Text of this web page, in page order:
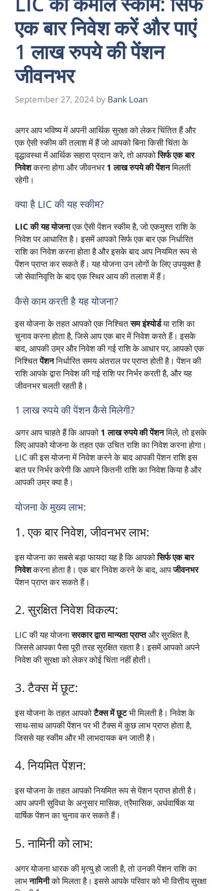
एक बार निवेश करें और पाएं
1 लाख रुपये की पेंशन
जीवनभर
September 27, 2024 by Bank Loan
अगर आप भविष्य में अपनी आर्थिक सुरक्षा को लेकर चिंतित हैं और
एक ऐसी स्कीम की तलाश में हैं जो आपको बिना किसी चिंता के
वृद्धावस्था में आर्थिक सहारा प्रदान करे, तो आपकोसिर्फ एक बार
निवेशकरना होगा और जीवनभर1 लाख रुपये की पेंशनमिलती
रहेगी।
क्या है LIC की यह स्कीम?
LIC की यह योजनाएक ऐसी पेंशन स्कीम है, जो एकमुश्त राशि के
निवेश पर आधारित है। इसमें आपको सिर्फ एक बार एक निर्धारित
राशि का निवेश करना होता है और इसके बाद आप नियमित रूप से
पेंशन प्राप्त कर सकते हैं। यह योजना उन लोगों के लिए उपयुक्त है
जो सेवानिवृत्ति के बाद एक स्थिर आय की तलाश में हैं।
कैसे काम करती है यह योजना?
इस योजना के तहत आपको एक निश्चितसम इंश्योर्डया राशि का
चुनाव करना होता है, जिसे आप एक बार में निवेश करते हैं। इसके
बाद, आपकी उम्र और निवेश की गई राशि के आधार पर, आपको एक
निश्चितपेंशननिर्धारित समय अंतराल पर प्राप्त होती है। पेंशन की
राशि आपके द्वारा निवेश की गई राशि पर निर्भर करती है, और यह
जीवनभर चलती रहती है।
1 लाख रुपये की पेंशन कैसे मिलेगी?
अगर आप चाहते हैं कि आपको 1 लाख रुपये की पेंशनमिले, तो इसके
लिए आपको योजना के तहत एक उचित राशि का निवेश करना होगा।
LIC की इस योजना में निवेश करने के बाद आपकी पेंशन राशि इस
बात पर निर्भर करेगी कि आपने कितनी राशि का निवेश किया है और
आपकी उम्र क्या है।
योजना के मुख्य लाभ:
1. एक बार निवेश, जीवनभर लाभ:
इस योजना का सबसे बड़ा फायदा यह है कि आपकोसिर्फ एक बार
निवेशकरना होता है। एक बार निवेश करने के बाद, आपजीवनभर
पेंशन प्राप्त कर सकते हैं।
2. सुरक्षित निवेश विकल्प:
LIC की यह योजनासरकार द्वारा मान्यता प्राप्तऔर सुरक्षित है,
जिससे आपका पैसा पूरी तरह सुरक्षित रहता है। इसमें आपको अपने
निवेश की सुरक्षा को लेकर कोई चिंता नहीं होती।
3. टैक्स में छूट:
इस योजना के तहत आपकोटैक्स में छूटभी मिलती है। निवेश के
साथ-साथ आपकी पेंशन पर भी टैक्स में कुछ लाभ प्राप्त होता है,
जिससे यह स्कीम और भी लाभदायक बन जाती है।
4. नियमित पेंशन:
इस योजना के तहत आपको नियमित रूप से पेंशन प्राप्त होती है।
आप अपनी सुविधा के अनुसार मासिक, त्रैमासिक, अर्धवार्षिक या
वार्षिक पेंशन का चुनाव कर सकते हैं।
5. नामिनी को लाभ:
अगर योजना धारक की मृत्यु हो जाती है, तो उनकी पेंशन राशि का
लाभनामिनीको मिलता है। इससे आपके परिवार को भी वित्तीय सुरक्षा